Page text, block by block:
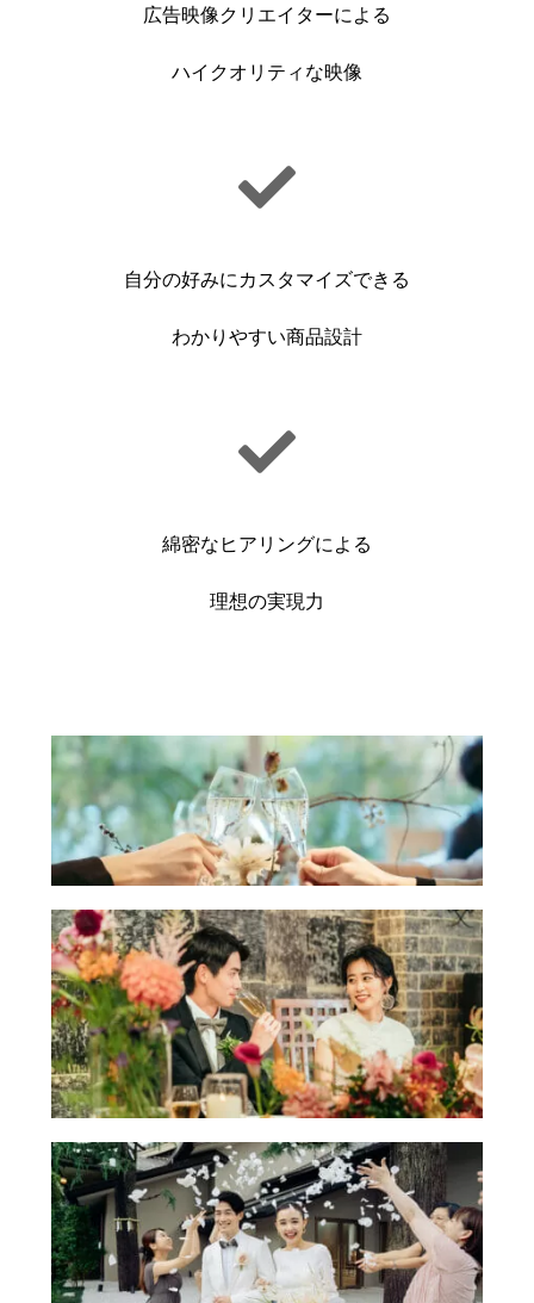
広告映像クリエイターによる
ハイクオリティな映像
自分の好みにカスタマイズできる
わかりやすい商品設計
綿密なヒアリングによる
理想の実現力